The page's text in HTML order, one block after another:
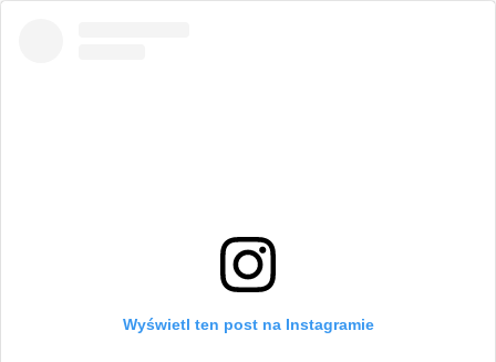
Wyświetl ten post na Instagramie